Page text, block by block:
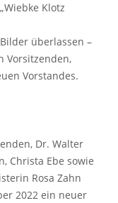
Klotz
überlassen –
Vorsitzenden,
Vorstandes.
Dr. Walter
Christa Ebe sowie
Rosa Zahn
2022 ein neuer